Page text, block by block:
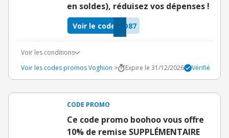
en soldes), réduisez vos dépenses !
D87
Voir le code
Voir les conditions
Voir les codes promos Voghion >
Expire le 31/12/2026 Vérifié
CODE PROMO
Ce code promo boohoo vous offre
10% de remise SUPPLÉMENTAIRE